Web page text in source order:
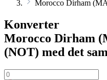
Morocco Dirham
Konverter
Morocco Dirham
(NOT) med det